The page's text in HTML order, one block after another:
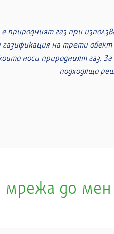
на топла вода е
мрежа до мен